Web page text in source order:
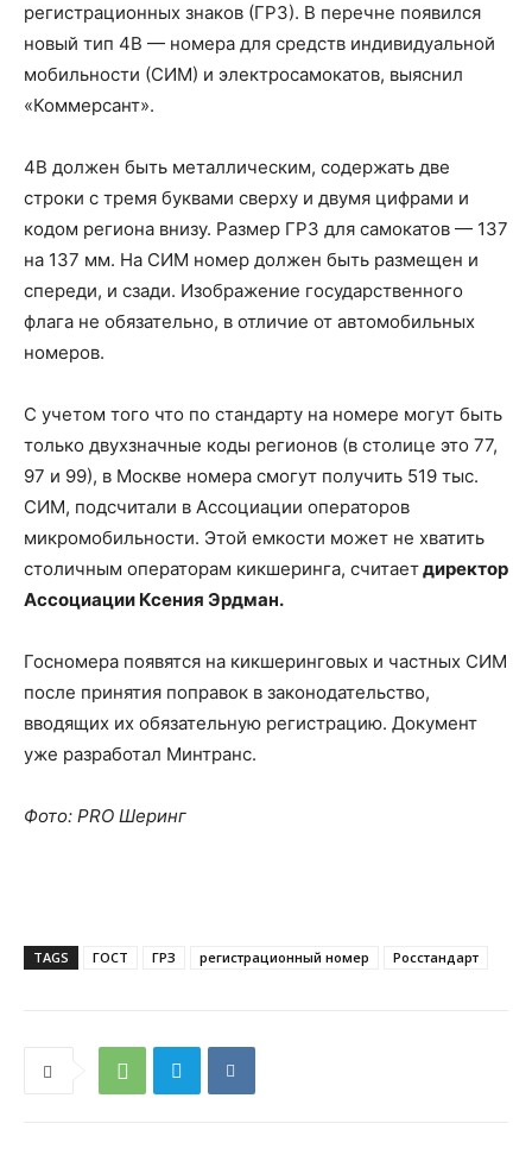
регистрационных знаков (ГРЗ). В перечне появился
новый тип 4В — номера для средств индивидуальной
мобильности (СИМ) и электросамокатов, выяснил
«Коммерсант».
4В должен быть металлическим, содержать две
строки с тремя буквами сверху и двумя цифрами и
кодом региона внизу. Размер ГРЗ для самокатов — 137
на 137 мм. На СИМ номер должен быть размещен и
спереди, и сзади. Изображение государственного
флага не обязательно, в отличие от автомобильных
номеров.
С учетом того что по стандарту на номере могут быть
только двухзначные коды регионов (в столице это 77,
97 и 99), в Москве номера смогут получить 519 тыс.
СИМ, подсчитали в Ассоциации операторов
микромобильности. Этой емкости может не хватить
столичным операторам кикшеринга, считаетдиректор
Ассоциации Ксения Эрдман.
Госномера появятся на кикшеринговых и частных СИМ
после принятия поправок в законодательство,
вводящих их обязательную регистрацию. Документ
уже разработал Минтранс.
Фото: PRO Шеринг
TAGS ГОСТ ГРЗ регистрационный номер Росстандарт